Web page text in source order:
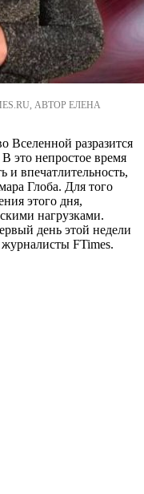
АВТОР ЕЛЕНА
Вселенной разразится
это непростое время
и впечатлительность,
Глоба. Для того
этого дня,
нагрузками.
день этой недели
FTimes.